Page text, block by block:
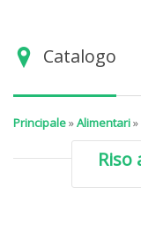
Catalogo
Principale»Alimentari»